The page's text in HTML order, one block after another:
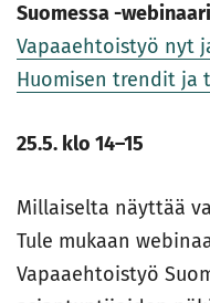
Suomessa -
Vapaaehtoistyö nyt
Huomisen trendit ja
25.5. klo 14–15
Millaiselta näyttää
Tule mukaan
Vapaaehtoistyö